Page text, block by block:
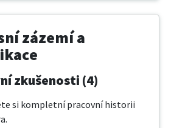
zázemí a
zkušenosti (4)
si kompletní pracovní historii